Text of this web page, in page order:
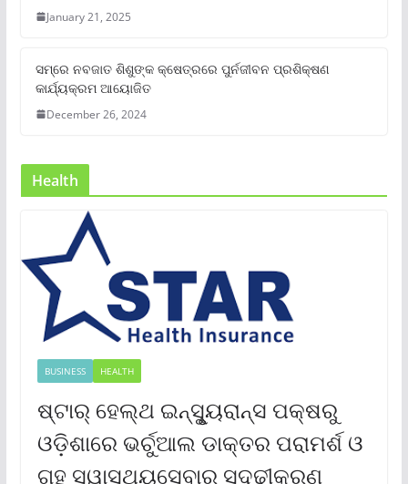
January 21, 2025
ସମ୍‌ରେ ନବଜାତ ଶିଶୁଙ୍କ କ୍ଷେତ୍ରରେ ପୁର୍ନଜୀବନ ପ୍ରଶିକ୍ଷଣ
କାର୍ଯ୍ୟକ୍ରମ ଆୟୋଜିତ
December 26, 2024
Health
BUSINESS HEALTH
ଷ୍ଟାର୍ ହେଲ୍‌ଥ ଇନ୍‌ସୁୃ୍ୟରାନ୍ସ ପକ୍ଷରୁ
ଓଡ଼ିଶାରେ ଭର୍ଚୁଆଲ ଡାକ୍ତର ପରାମର୍ଶ ଓ
ଗୃହ ସ୍ୱାସ୍ଥ୍ୟସେବାର ସୁଦୃଢ଼ୀକରଣ